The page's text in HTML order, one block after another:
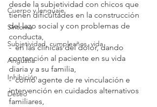
Cuerpo y lenguaje
Síntoma
Subjetividad, cumpleaños, vida
Angustia
Inhibición
Deseo
desde la subjetividad con chicos que
tienen dificultades en la construcción
del lazo social y con problemas de
conducta,
-  en las clínicas del dolor, dando
contención al paciente en su vida
diaria y a su familia,
-  como agente de re vinculación e
intervención en cuidados alternativos
familiares,